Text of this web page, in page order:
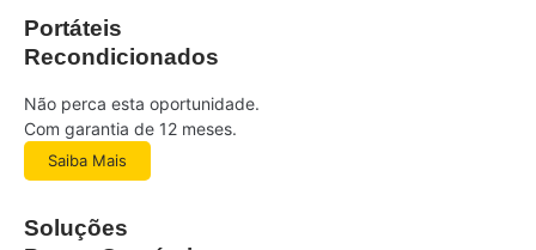
Portáteis
Recondicionados
Não perca esta oportunidade.
Com garantia de 12 meses.
Saiba Mais
Soluções